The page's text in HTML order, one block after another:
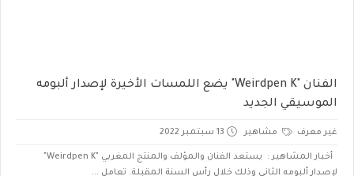
الفنان "Weirdpen K" يضع اللمسات الأخيرة لإصدار ألبومه
الموسيقي الجديد
غير معرف مشاهير 13 سبتمبر 2022
أخبار المشاهير : يستعد الفنان والمؤلف والمنتج المغربي "Weirdpen K"
لإصدار ألبومه الثاني وذلك خلال رأس السنة المقبلة. تعامل ...